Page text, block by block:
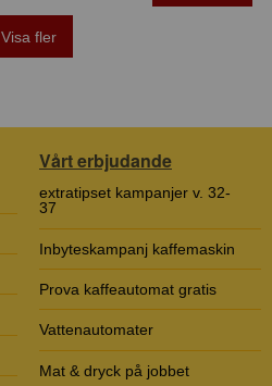
Visa fler
Vårt erbjudande
extratipset kampanjer v. 32-
37
Inbyteskampanj kaffemaskin
Prova kaffeautomat gratis
Vattenautomater
Mat & dryck på jobbet